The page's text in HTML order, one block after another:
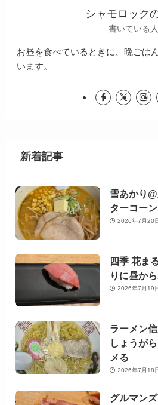
シャモロック
書いている人
お昼を食べているときに、晩ごは
います。
新着記事
雪あかり
ターコー
2026年7月20
四季 花ま
りに昼か
2026年7月19
ラーメン
しょうが
メる
2026年7月18
グルマン